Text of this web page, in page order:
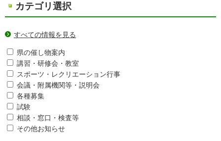
カテゴリ選択
すべての情報を見る
県の催し物案内
講習・研修会・教室
スポーツ・レクリエーション行事
会議・附属機関等・説明会
各種募集
試験
相談・窓口・検査等
その他お知らせ